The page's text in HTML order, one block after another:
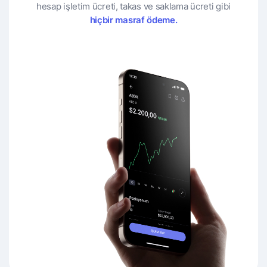
hesap işletim ücreti, takas ve saklama ücreti gibi
hiçbir masraf ödeme.